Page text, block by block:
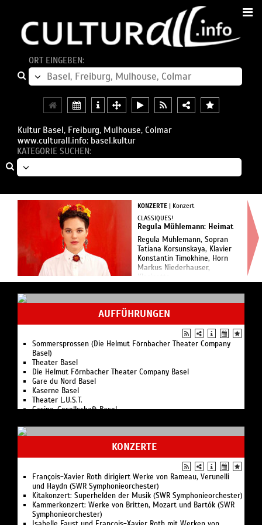
ORT EINGEBEN:
Kultur Basel, Freiburg, Mulhouse, Colmar
www.culturall.info: basel.kultur
KATEGORIE SUCHEN:
KONZERTE | Konzert
CLASSIQUES!
Regula Mühlemann: Heimat
Regula Mühlemann, Sopran
Tatiana Korsunskaya, Klavier
Konstantin Timokhine, Horn
Markus Niederhauser,
Klarinette
Werke von Schubert, Liszt,
Niggli, Schoeck u.a....
AUFFÜHRUNGEN
Sommersprossen (Die Helmut Förnbacher Theater Company
Basel)
Theater Basel
Die Helmut Förnbacher Theater Company Basel
Gare du Nord Basel
Kaserne Basel
Theater L.U.S.T.
Casino-Gesellschaft Basel
KONZERTE
François-Xavier Roth dirigiert Werke von Rameau, Verunelli
und Haydn (SWR Symphonieorchester)
Kitakonzert: Superhelden der Musik (SWR Symphonieorchester)
Kammerkonzert: Werke von Britten, Mozart und Bartók (SWR
Symphonieorchester)